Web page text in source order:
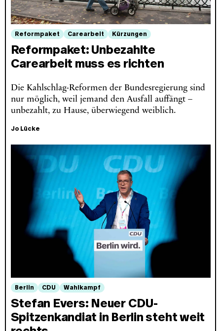
Reformpaket Carearbeit Kürzungen
Reformpaket: Unbezahlte
Carearbeit muss es richten
Die Kahlschlag-Reformen der Bundesregierung sind
nur möglich, weil jemand den Ausfall auffängt –
unbezahlt, zu Hause, überwiegend weiblich.
Jo Lücke
Berlin CDU Wahlkampf
Stefan Evers: Neuer CDU-
Spitzenkandiat in Berlin steht weit